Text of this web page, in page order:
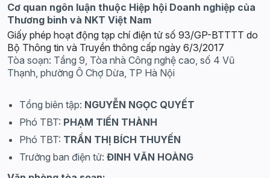
Cơ quan ngôn luận thuộc Hiệp hội Doanh nghiệp của
Thương binh và NKT Việt Nam
Giấy phép hoạt động tạp chí điện tử số 93/GP-BTTTT do
Bộ Thông tin và Truyền thông cấp ngày 6/3/2017
Tòa soạn: Tầng 9, Tòa nhà Công nghệ cao, số 4 Vũ
Thạnh, phường Ô Chợ Dừa, TP Hà Nội
Tổng biên tập: NGUYỄN NGỌC QUYẾT
Phó TBT: PHẠM TIẾN THÀNH
Phó TBT: TRẦN THỊ BÍCH THUYẾN
Trưởng ban điện tử: ĐINH VĂN HOÀNG